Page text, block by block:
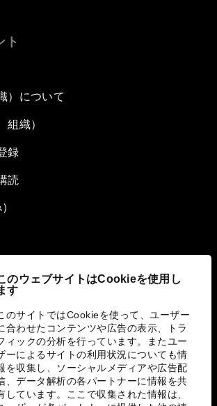
のウェブサイトはCookieを使用し
す
のサイトではCookieを使って、ユーザー
合わせたコンテンツや広告の表示、トラ
ィックの分析を行っています。またユー
ーによるサイトの利用状況についても情
を収集し、ソーシャルメディアや広告配
、データ解析の各パートナーに情報を共
しています。ここで収集された情報は、
ト
）について
組織）
録
読
)
への取り組み
)